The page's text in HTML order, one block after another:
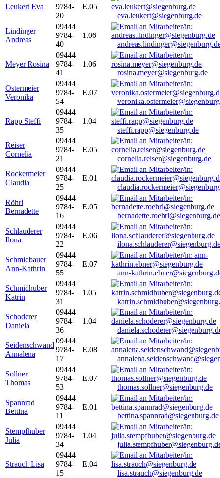
Leukert Eva
9784-
20
E.05
eva.leukert@siegenburg.de
Lindinger
Andreas
09444
9784-
40
1.06
Meyer Rosina
09444
9784-
41
1.06
rosina.meyer@siegenburg.de
Ostermeier
Veronika
09444
9784-
54
E.07
Rapp Steffi
09444
9784-
35
1.04
steffi.rapp@siegenburg.de
Reiser
Cornelia
09444
9784-
21
E.05
cornelia.reiser@siegenburg.de
Rockermeier
Claudia
09444
9784-
25
E.01
Röhrl
Bernadette
09444
9784-
16
E.05
bernadette.roehrl@siegenburg.de
Schlauderer
Ilona
09444
9784-
22
E.06
ilona.schlauderer@siegenburg.de
Schmidbauer
Ann-Kathrin
09444
9784-
55
E.07
ann-
Schmidhuber
Katrin
09444
9784-
31
1.05
Schoderer
Daniela
09444
9784-
36
1.04
Seidenschwand
Annalena
09444
9784-
17
E.08
Sollner
Thomas
09444
9784-
53
E.07
thomas.sollner@siegenburg.de
Spannrad
Bettina
09444
9784-
11
E.01
bettina.spannrad@siegenburg.de
Stempfhuber
Julia
09444
9784-
34
1.04
Strauch Lisa
09444
9784-
15
E.04
lisa.strauch@siegenburg.de